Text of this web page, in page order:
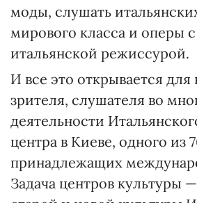
моды, слушать
мирового класса и оперы
итальянской режиссурой.
И все это открывается для
зрителя, слушателя во
деятельности
центра в Киеве, одного из
принадлежащих
Задача центров культуры